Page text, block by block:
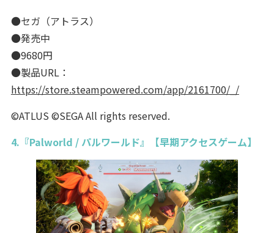
●セガ（アトラス）
●発売中
●9680円
●製品URL：
https://store.steampowered.com/app/2161700/_/
©ATLUS ©SEGA All rights reserved.
4.『Palworld / パルワールド』【早期アクセスゲーム】